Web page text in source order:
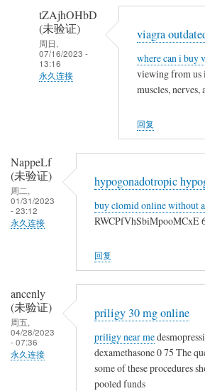
e
o
t
c
a
n
a
t
v
复
a
c
c
e
o
a
r
n
a
t
i
tZAjhOHbD
(未验证)
周日,
07/16/2023 -
13:16
永久连接
回
复
a
c
n
o
t
viagra
where can i buy
viewing from us
muscles,
回复
NappeLf
(未验证)
周二,
01/31/2023
- 23:12
永久连接
hypogonadotropic
buy clomid online without
RWCPfVhSbiMpooMCxE
回复
ancenly
(未验证)
周五,
04/28/2023
- 07:36
永久连接
priligy 30 mg online
priligy near me
dexamethasone 0 75 The
some of these procedures
pooled funds